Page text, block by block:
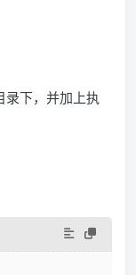
录下，并加上执